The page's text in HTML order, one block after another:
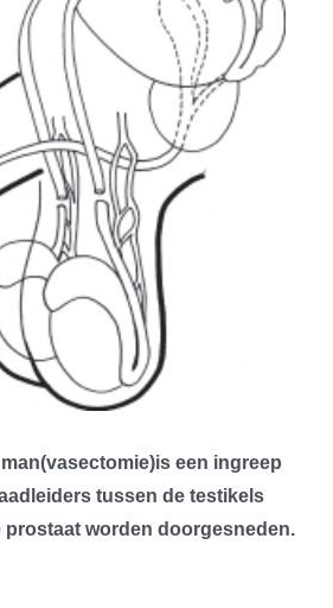
een ingreep
tussen de testikels
prostaat worden doorgesneden.